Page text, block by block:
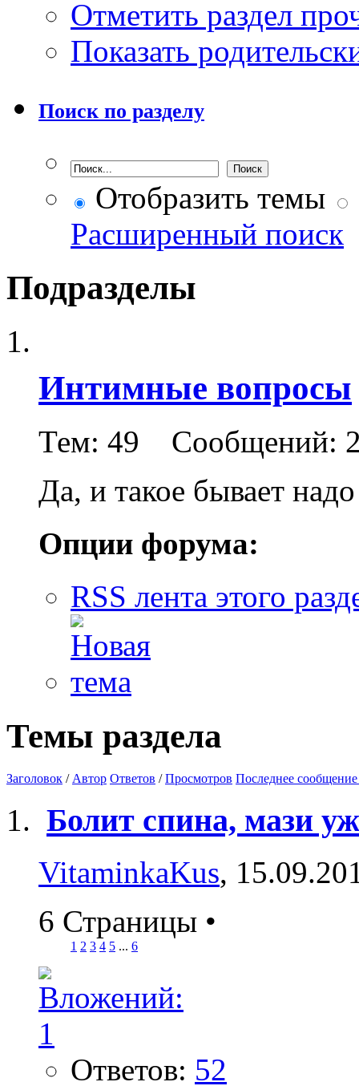
Отметить раздел
Показать
Поиск по разделу
Отобразить темы
Расширенный поиск
Подразделы
Интимные вопросы
Тем: 49 Сообщений:
Да, и такое бывает
Опции форума:
RSS лента этого
Темы раздела
Заголовок / Автор Ответов /Просмотров Последнее сообщение
Болит спина, мази
VitaminkaKus,
6 Страницы •
1 2 3 4 5 ... 6
Ответов: 52